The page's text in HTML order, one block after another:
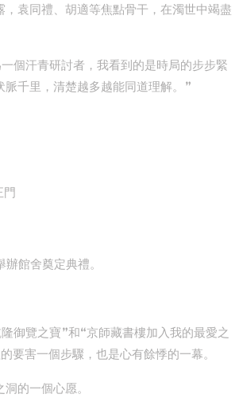
袁同禮、胡適等焦點骨干，在濁世中竭盡
個汗青研討者，我看到的是時局的步步緊
千里，清楚越多越能同道理解。”
館舍奠定典禮。
御覽之寶”和“京師藏書樓加入我的最愛之
要害一個步驟，也是心有餘悸的一幕。
的一個心愿。